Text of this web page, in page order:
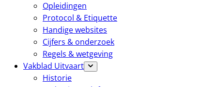
Opleidingen
Protocol & Etiquette
Handige websites
Cijfers & onderzoek
Regels & wetgeving
Vakblad Uitvaart
Historie